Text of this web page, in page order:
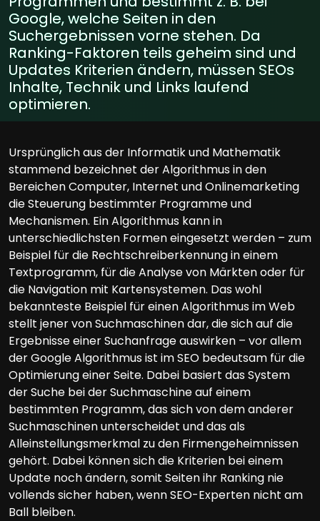
Google, welche Seiten in den
Suchergebnissen vorne stehen. Da
Ranking-Faktoren teils geheim sind und
Updates Kriterien ändern, müssen SEOs
Inhalte, Technik und Links laufend
optimieren.
Ursprünglich aus der Informatik und Mathematik
stammend bezeichnet der Algorithmus in den
Bereichen Computer, Internet und Onlinemarketing
die Steuerung bestimmter Programme und
Mechanismen. Ein Algorithmus kann in
unterschiedlichsten Formen eingesetzt werden – zum
Beispiel für die Rechtschreiberkennung in einem
Textprogramm, für die Analyse von Märkten oder für
die Navigation mit Kartensystemen. Das wohl
bekannteste Beispiel für einen Algorithmus im Web
stellt jener von Suchmaschinen dar, die sich auf die
Ergebnisse einer Suchanfrage auswirken – vor allem
der Google Algorithmus ist im SEO bedeutsam für die
Optimierung einer Seite. Dabei basiert das System
der Suche bei der Suchmaschine auf einem
bestimmten Programm, das sich von dem anderer
Suchmaschinen unterscheidet und das als
Alleinstellungsmerkmal zu den Firmengeheimnissen
gehört. Dabei können sich die Kriterien bei einem
Update noch ändern, somit Seiten ihr Ranking nie
vollends sicher haben, wenn SEO-Experten nicht am
Ball bleiben.